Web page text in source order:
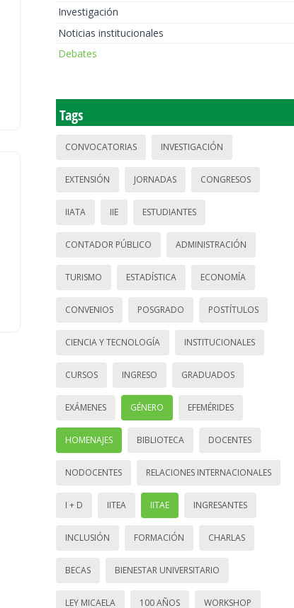
Investigación
Noticias institucionales
Debates
Tags
CONVOCATORIAS INVESTIGACIÓN
EXTENSIÓN JORNADAS CONGRESOS
IIATA IIE ESTUDIANTES
CONTADOR PÚBLICO ADMINISTRACIÓN
TURISMO ESTADÍSTICA ECONOMÍA
CONVENIOS POSGRADO POSTÍTULOS
CIENCIA Y TECNOLOGÍA INSTITUCIONALES
CURSOS INGRESO GRADUADOS
EXÁMENES GÉNERO EFEMÉRIDES
HOMENAJES BIBLIOTECA DOCENTES
NODOCENTES RELACIONES INTERNACIONALES
I + D IITEA IITAE INGRESANTES
INCLUSIÓN FORMACIÓN CHARLAS
BECAS BIENESTAR UNIVERSITARIO
LEY MICAELA 100 AÑOS WORKSHOP